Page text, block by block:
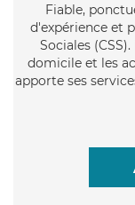
Fiable,
d'expérience et
Sociales
domicile et les
apporte ses